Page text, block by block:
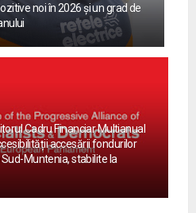
noi în 2026 și un grad de
Cadru Financiar Multianual
accesării fondurilor
Muntenia, stabilite la